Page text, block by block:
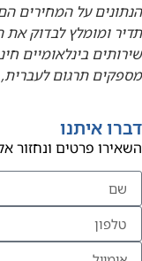
הנתונים על המחירים
תדיר ומומלץ לבדוק את
מספקים תרגום
דברו איתנו
השאירו פרטים ונחזור